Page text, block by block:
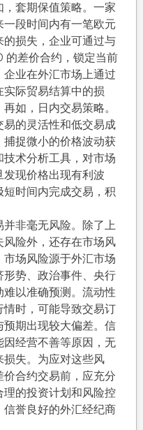
套期保值策略。一家
段时间内有一笔欧元
损失，企业可通过与
的差价合约，锁定当前
业在外汇市场上通过
际贸易结算中的损
如，日内交易策略。
的灵活性和低交易成
捉微小的价格波动获
术分析工具，对市场
现价格出现有利波
时间内完成交易，积
非毫无风险。除了上
险外，还存在市场风
场风险源于外汇市场
势、政治事件、央行
以准确预测。流动性
时，可能导致交易订
期出现较大偏差。信
经营不善等原因，无
失。为应对这些风
合约交易前，应充分
的投资计划和风险控
誉良好的外汇经纪商